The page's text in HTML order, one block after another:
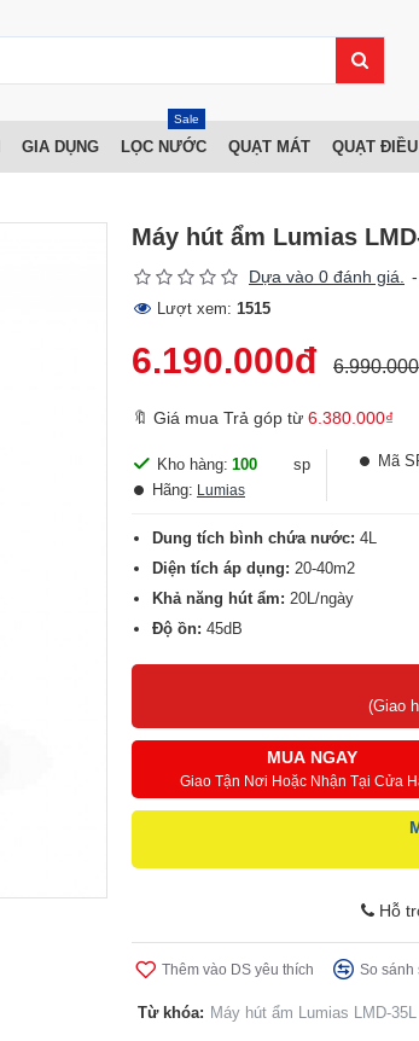
GIA DỤNG LỌC NƯỚC
Sale
QUẠT MÁT QUẠT
Máy hút ẩm Lumias
Dựa vào 0 đánh giá. -
Lượt xem: 1515
6.190.000đ
🔖 Giá mua Trả góp từ 6.380.000₫
Kho hàng: 100
sp
Hãng: Lumias
Mã
Dung tích bình chứa nước: 4L
Diện tích áp dụng: 20-40m2
Khả năng hút ẩm: 20L/ngày
Độ ồn: 45dB
(Giao
MUA NGAY
Giao Tận Nơi Hoặc Nhận Tại Cửa
Hỗ
Thêm vào DS yêu thích So sánh
Từ khóa: Máy hút ẩm Lumias LMD-35L